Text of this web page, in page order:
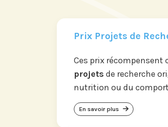
Prix Projets de
Ces prix récompensent
projets de recherche
nutrition ou du
En savoir plus